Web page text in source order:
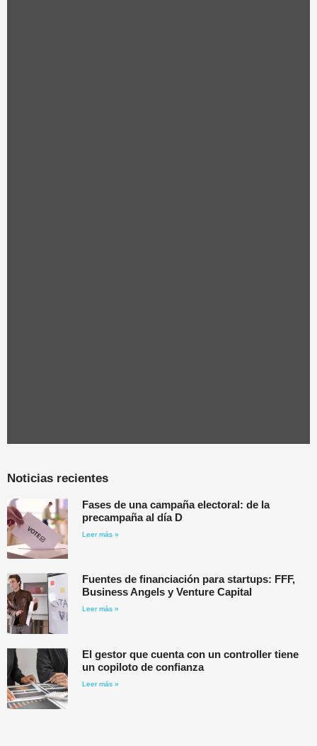
Noticias recientes
Fases de una campaña electoral: de la
precampaña al día D
Leer más »
Fuentes de financiación para startups: FFF,
Business Angels y Venture Capital
Leer más »
El gestor que cuenta con un controller tiene
un copiloto de confianza
Leer más »